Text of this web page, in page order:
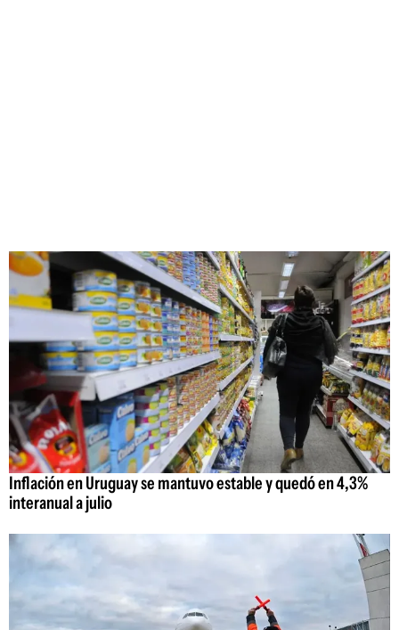
Inflación en Uruguay se mantuvo estable y quedó en 4,3%
interanual a julio